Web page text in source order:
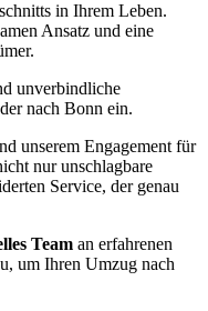
in Ihrem Leben.
Ansatz und eine
unverbindliche
nach Bonn ein.
unserem Engagement für
nur unschlagbare
Service, der genau
Team an erfahrenen
um Ihren Umzug nach